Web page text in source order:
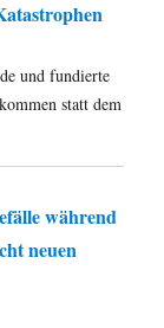
und fundierte
statt dem
während
neuen